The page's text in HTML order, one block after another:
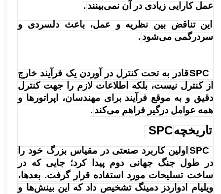
عمل کارایی زیادی در آن نمی‌بینند .
این تناقض بین نظریه و عمل، باعث دلسردی و
سردرگمی می‌شود .
SPCقادر به تحت کنترل در آوردن یک فرآیند خارج
از کنترل نیست، بلکه اطلاعات لازم را جهت کنترل
دقیق و به موقع فرآیند برای مهندسان، اپراتورها و
همه عوامل درگیر فراهم می‌کند .
تاریخچهSPC
SPC اولین کاربرد صنعتی در مقیاس بزرگ خود را
در طول جنگ جهانی دوم پیدا کرد؛ جایی که در
ساخت تسلیحات مورد استفاده قرار گرفت. بعدها،
ویلیام ادواردز دمینگ تشخیص داد که این بینش‌ها و